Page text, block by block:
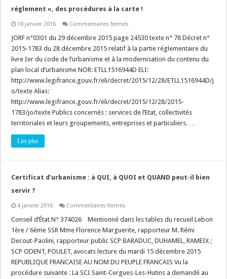
réglement », des procédures à la carte !
18 janvier 2016 Commentaires fermés
Local
:
création
des
secteurs
réglement »,
à
carte
!
JORF n°0301 du 29 décembre 2015 page 24530 texte n° 78 Décret n°
2015-1783 du 28 décembre 2015 relatif à la partie réglementaire du
livre Ier du code de l’urbanisme et à la modernisation du contenu du
plan local d’urbanisme NOR: ETLL1516944D ELI:
http://www.legifrance.gouv.fr/eli/decret/2015/12/28/ETLL1516944D/j
o/texte Alias:
http://www.legifrance.gouv.fr/eli/decret/2015/12/28/2015-
1783/jo/texte Publics concernés : services de l’Etat, collectivités
territoriales et leurs groupements, entreprises et particuliers. …
Lire plus
Certificat d’urbanisme : à QUI, à QUOI et QUAND peut-il bien
servir ?
4 janvier 2016 Commentaires fermés
d’urbanisme
à
QUI,
à
QUOI
QUAND
peut-
Conseil d’État N° 374026 Mentionné dans les tables du recueil Lebon
1ère / 6ème SSR Mme Florence Marguerite, rapporteur M. Rémi
Decout-Paolini, rapporteur public SCP BARADUC, DUHAMEL, RAMEIX ;
SCP ODENT, POULET, avocats lecture du mardi 15 décembre 2015
REPUBLIQUE FRANCAISE AU NOM DU PEUPLE FRANCAIS Vu la
procédure suivante : La SCI Saint-Cergues-Les-Hutins a demandé au